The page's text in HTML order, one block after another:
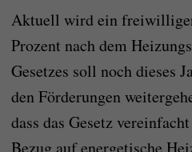
Aktuell wird ein freiwilliger
Prozent nach dem
Gesetzes soll noch dieses
den Förderungen
dass das Gesetz